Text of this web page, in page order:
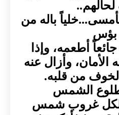
باله من
بؤس
أطعمه، وإذا
وأزال عنه
من قلبه.
طلوع الشمس
لكل غروب شمس